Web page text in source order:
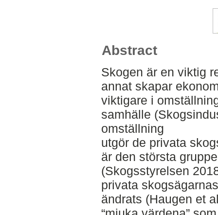
Abstract
Skogen är en viktig
annat skapar
viktigare i
samhälle
omställning
utgör de privata
är den största
(Skogsstyrelsen
privata
ändrats (Haugen et